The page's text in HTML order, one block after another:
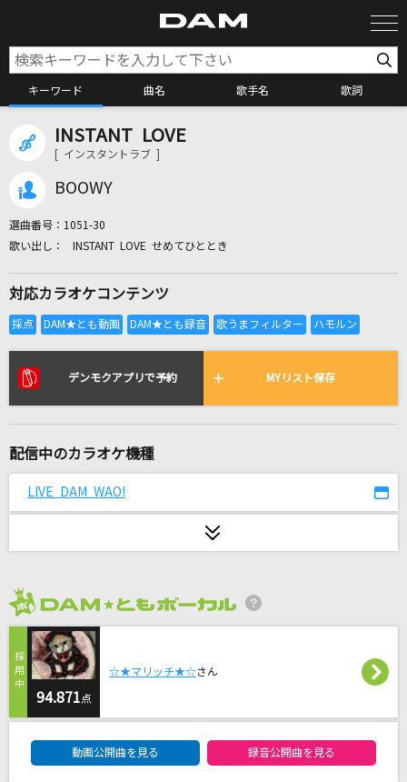
キーワード 曲名 歌手名 歌詞
カラオケ検索
全国りれき
リアルタイムで歌われている曲の一覧
[生音]#情とは
[生音]紋白蝶 feat. 石原慎也 (Saucy Dog)
涼宮ハルヒ(CV.平野綾)
あの子コンプレックス
ダーリン
INSTANT LOVE
[ インスタントラブ ]
BOOWY
選曲番号： 1051-30
INSTANT LOVE せめてひととき
対応カラオケコンテンツ
デンモクアプリで予約 MYリスト保存
配信中のカラオケ機種
LIVE DAM WAO!
94.871 点
☆★マリッチ★☆さん
動画公開曲を見る 録音公開曲を見る